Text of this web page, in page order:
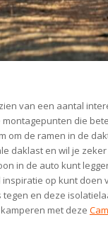
van een aantal
die
om de ramen in de
daklast en wil je
in de auto kunt
op kunt doen
en deze
met deze